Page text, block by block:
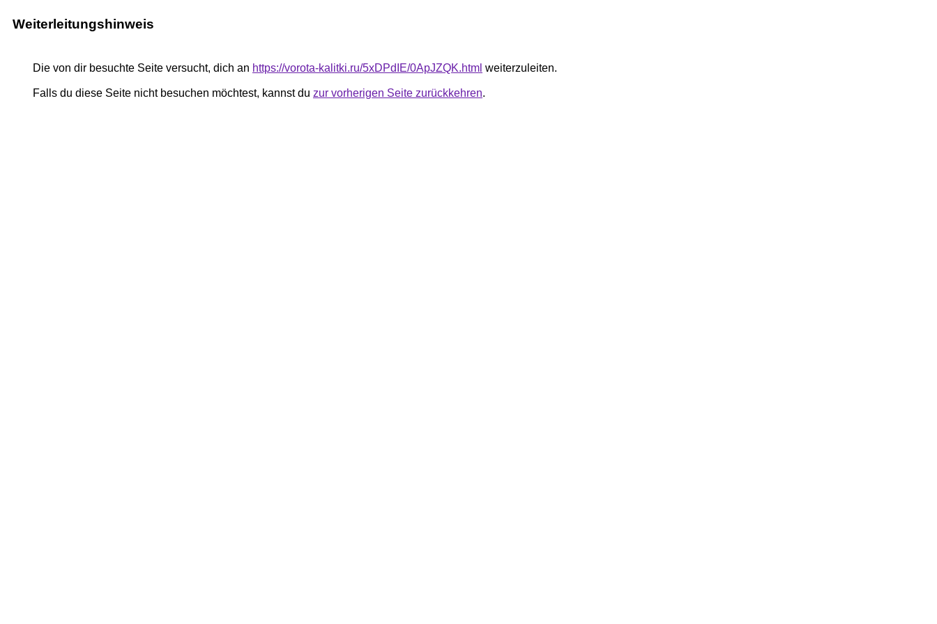
Weiterleitungshinweis
Die von dir besuchte Seite versucht, dich an https://vorota-kalitki.ru/5xDPdIE/0ApJZQK.html weiterzuleiten.
Falls du diese Seite nicht besuchen möchtest, kannst du zur vorherigen Seite zurückkehren.